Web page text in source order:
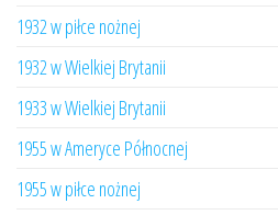
1932 w piłce nożnej
1932 w Wielkiej Brytanii
1933 w Wielkiej Brytanii
1955 w Ameryce Północnej
1955 w piłce nożnej